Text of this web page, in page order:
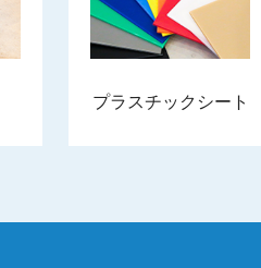
プラスチックシート